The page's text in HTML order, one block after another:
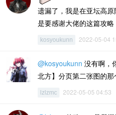
遗漏了，我是在亚坛高
是要感谢大佬的这篇攻略
kosyoukunn 2022-05-04
@kosyoukunn 没有啊，
北方】分页第二张图的那
lzlzmc 2022-05-05 04:53